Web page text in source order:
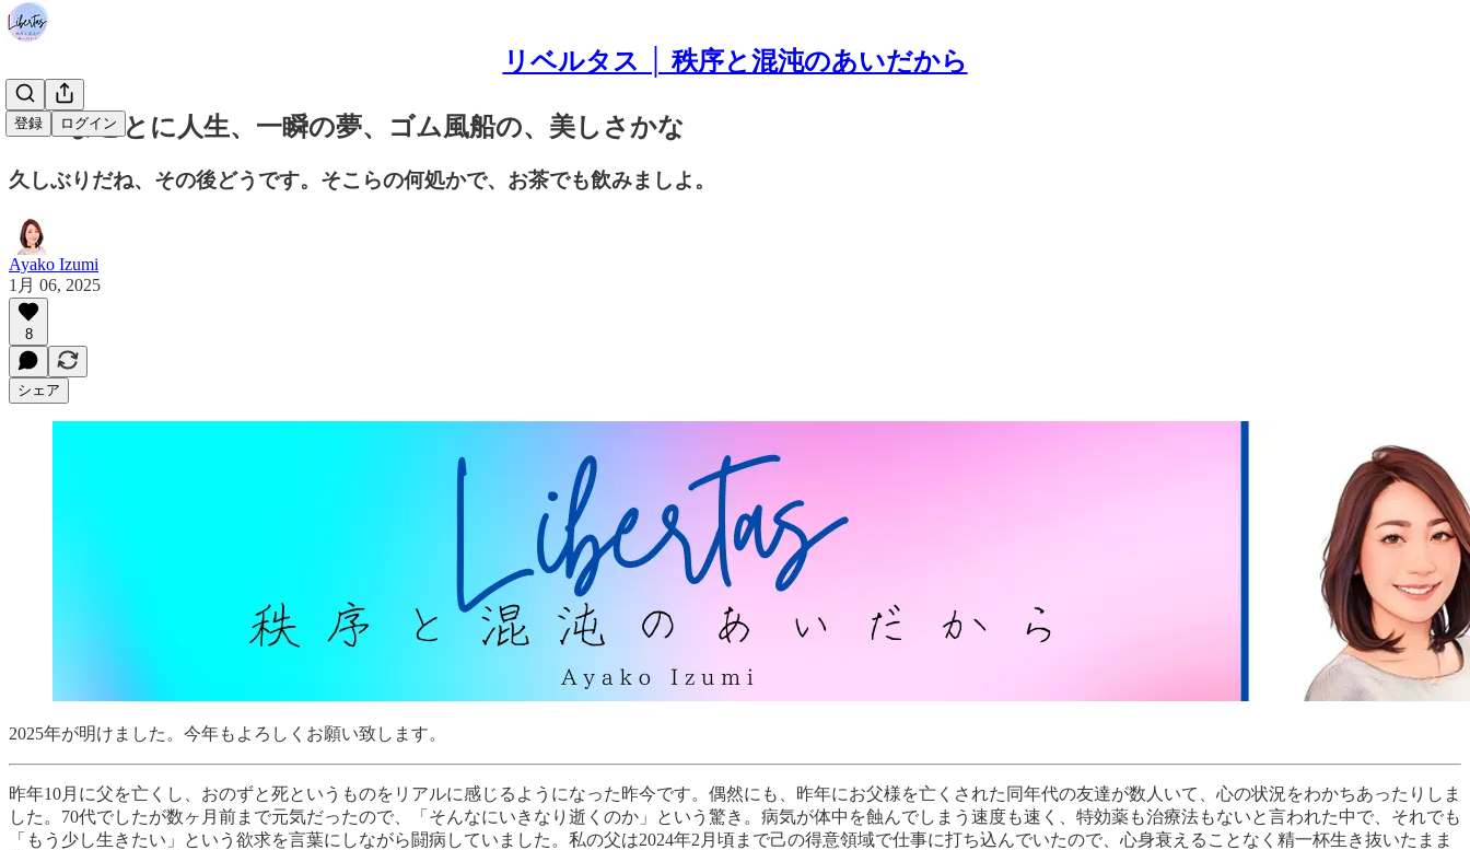
リベルタス │ 秩序と混沌のあいだから
登録 ログイン
#390 まことに人生、一瞬の夢、ゴム風船の、美しさかな
久しぶりだね、その後どうです。そこらの何処かで、お茶でも飲みましよ。
Ayako Izumi
1月 06, 2025
8
シェア
2025年が明けました。今年もよろしくお願い致します。
昨年10月に父を亡くし、おのずと死というものをリアルに感じるようになった昨今です。偶然にも、昨年にお父様を亡くされた同年代の友達が数人いて、心の状況をわかちあったりしま
した。70代でしたが数ヶ月前まで元気だったので、「そんなにいきなり逝くのか」という驚き。病気が体中を蝕んでしまう速度も速く、特効薬も治療法もないと言われた中で、それでも
「もう少し生きたい」という欲求を言葉にしながら闘病していました。私の父は2024年2月頃まで己の得意領域で仕事に打ち込んでいたので、心身衰えることなく精一杯生き抜いたまま